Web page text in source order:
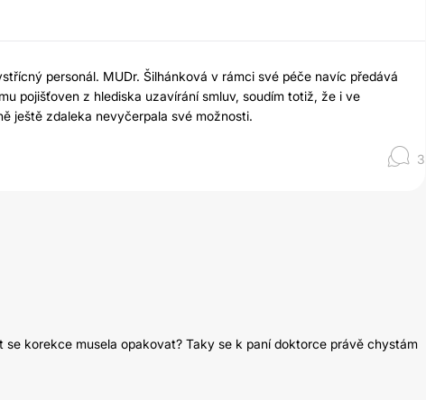
personál. MUDr. Šilhánková v rámci své péče navíc předává
pojišťoven z hlediska uzavírání smluv, soudím totiž, že i ve
ještě zdaleka nevyčerpala své možnosti.
3
korekce musela opakovat? Taky se k paní doktorce právě chystám